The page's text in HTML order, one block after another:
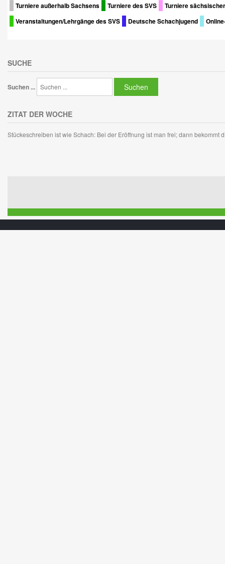
Turniere außerhalb Sachsens Turniere des SVS
Turniere
Veranstaltungen/Lehrgänge des SVS
Deutsche Schachjugend
SUCHE
Suchen ... Suchen
ZITAT DER WOCHE
Stückeschreiben ist wie Schach: Bei der Eröffnung ist man frei; dann bekommt